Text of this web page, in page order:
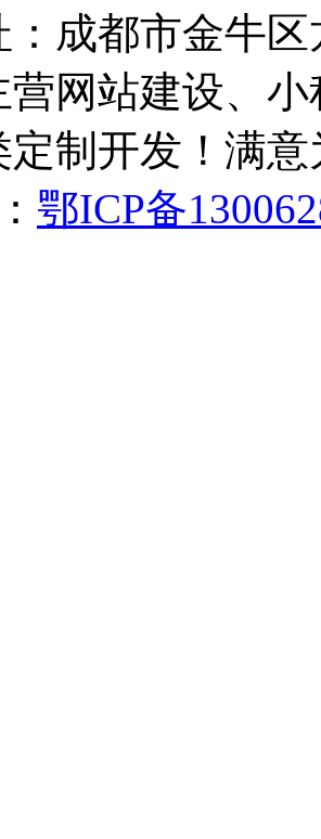
成都市金牛
营网站建设、
定制开发！满意
鄂ICP备